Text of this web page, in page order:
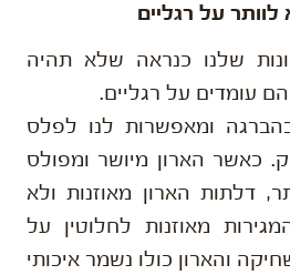
על רגליים
שלנו כנראה שלא תהיה
עומדים על רגליים.
בהברגה ומאפשרות לנו לפלס
כאשר הארון מיושר ומפולס
דלתות הארון מאוזנות ולא
מאוזנות לחלוטין על
והארון כולו נשמר איכותי